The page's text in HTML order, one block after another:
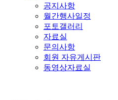
공지사항
월간행사일정
포토갤러리
자료실
문의사항
회원 자유게시판
동영상자료실